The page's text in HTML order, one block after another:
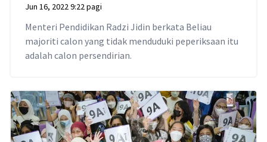
Jun 16, 2022 9:22 pagi
Menteri Pendidikan Radzi Jidin berkata Beliau
majoriti calon yang tidak menduduki peperiksaan itu
adalah calon persendirian.